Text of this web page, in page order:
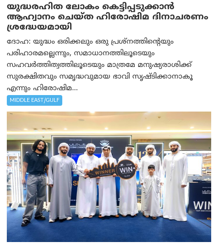
യുദ്ധരഹിത ലോകം കെട്ടിപ്പടുക്കാന്‍
ആഹ്വാനം ചെയ്ത ഹിരോഷിമ ദിനാചരണം
ശ്രദ്ധേയമായി
ദോഹ: യുദ്ധം ഒരിക്കലും ഒരു പ്രശ്‌നത്തിന്റെയും
പരിഹാരമല്ലെന്നും, സമാധാനത്തിലൂടെയും
സഹവര്‍ത്തിത്വത്തിലൂടെയും മാത്രമേ മനുഷ്യരാശിക്ക്
സുരക്ഷിതവും സമൃദ്ധവുമായ ഭാവി സൃഷ്ടിക്കാനാകൂ
എന്നും ഹിരോഷിമ...
MIDDLE EAST/GULF